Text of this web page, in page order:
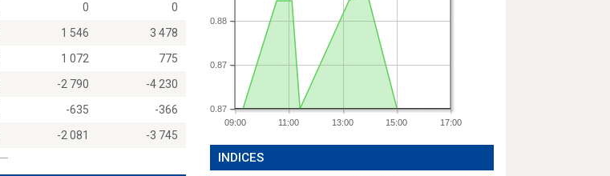
0
0
1 546
3 478
1 072
775
-2 790
-4 230
-635
-366
-2 081 -3 745
09:00 11:00 13:00 15:00 17:00
0.87
0.87
0.88
INDICES